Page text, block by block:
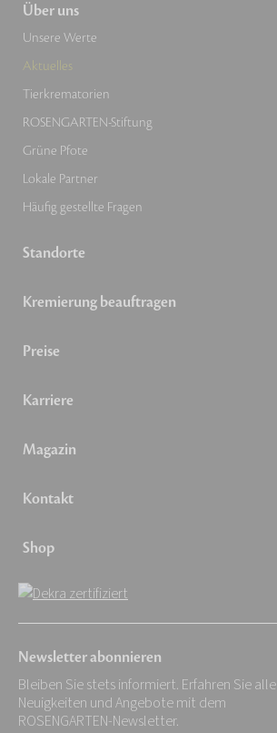
Über uns
Unsere Werte
Aktuelles
Tierkrematorien
ROSENGARTEN-Stiftung
Grüne Pfote
Lokale Partner
Häufig gestellte Fragen
Standorte
Kremierung beauftragen
Preise
Karriere
Magazin
Kontakt
Shop
Newsletter abonnieren
Bleiben Sie stets informiert. Erfahren Sie alle
Neuigkeiten und Angebote mit dem
ROSENGARTEN-Newsletter.